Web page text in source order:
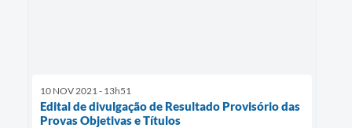
10 NOV 2021 - 13h51
Edital de divulgação de Resultado Provisório das
Provas Objetivas e Títulos